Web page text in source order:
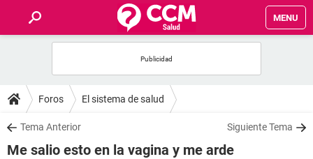
MENU
FOROS
SALUD
Foros El sistema de salud
Tema Anterior Siguiente Tema
Me salio esto en la vagina y me arde